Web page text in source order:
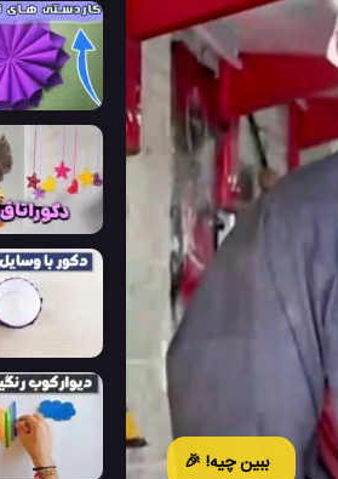
ببین چیه! 🎉